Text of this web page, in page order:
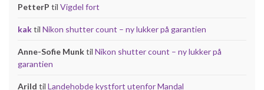
PetterP til Vigdel fort
kaktil Nikon shutter count – ny lukker på garantien
Anne-Sofie Munktil Nikon shutter count – ny lukker på
garantien
Arild til Landehobde kystfort utenfor Mandal